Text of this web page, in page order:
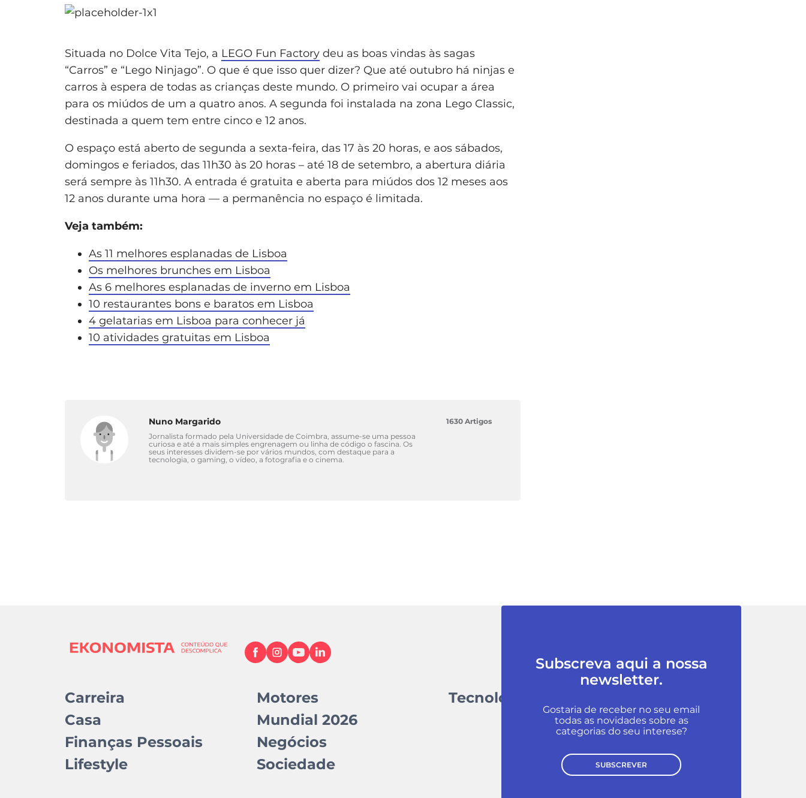
Situada no Dolce Vita Tejo, a LEGO Fun Factory deu as boas vindas às sagas
“Carros” e “Lego Ninjago”. O que é que isso quer dizer? Que até outubro há ninjas e
carros à espera de todas as crianças deste mundo. O primeiro vai ocupar a área
para os miúdos de um a quatro anos. A segunda foi instalada na zona Lego Classic,
destinada a quem tem entre cinco e 12 anos.
O espaço está aberto de segunda a sexta-feira, das 17 às 20 horas, e aos sábados,
domingos e feriados, das 11h30 às 20 horas – até 18 de setembro, a abertura diária
será sempre às 11h30. A entrada é gratuita e aberta para miúdos dos 12 meses aos
12 anos durante uma hora — a permanência no espaço é limitada.
Veja também:
As 11 melhores esplanadas de Lisboa
Os melhores brunches em Lisboa
As 6 melhores esplanadas de inverno em Lisboa
10 restaurantes bons e baratos em Lisboa
4 gelatarias em Lisboa para conhecer já
10 atividades gratuitas em Lisboa
Nuno Margarido
Jornalista formado pela Universidade de Coimbra, assume-se uma pessoa
curiosa e até a mais simples engrenagem ou linha de código o fascina. Os
seus interesses dividem-se por vários mundos, com destaque para a
tecnologia, o gaming, o vídeo, a fotografia e o cinema.
1630 Artigos
Carreira
Casa
Finanças Pessoais
Lifestyle
Motores
Mundial 2026
Negócios
Sociedade
Tecnologia
Subscreva aqui a nossa
newsletter.
Gostaria de receber no seu email
todas as novidades sobre as
categorias do seu interese?
SUBSCREVER